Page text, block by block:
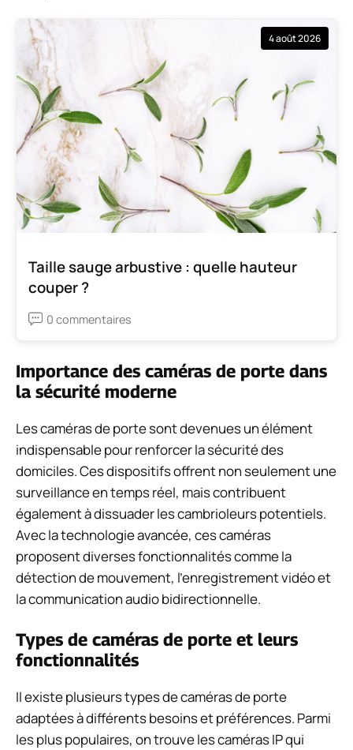
4 août 2026
Taille sauge arbustive : quelle hauteur
couper ?
0 commentaires
Importance des caméras de porte dans
la sécurité moderne
Les caméras de porte sont devenues un élément
indispensable pour renforcer la sécurité des
domiciles. Ces dispositifs offrent non seulement une
surveillance en temps réel, mais contribuent
également à dissuader les cambrioleurs potentiels.
Avec la technologie avancée, ces caméras
proposent diverses fonctionnalités comme la
détection de mouvement, l’enregistrement vidéo et
la communication audio bidirectionnelle.
Types de caméras de porte et leurs
fonctionnalités
Il existe plusieurs types de caméras de porte
adaptées à différents besoins et préférences. Parmi
les plus populaires, on trouve les caméras IP qui